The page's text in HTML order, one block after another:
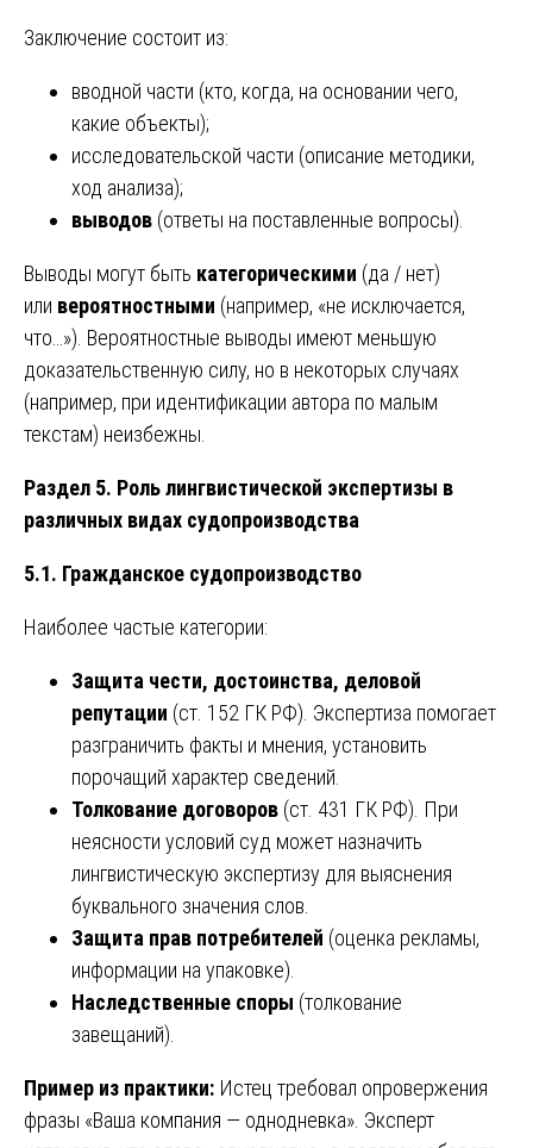
Заключение состоит из:
вводной части (кто, когда, на основании чего,
какие объекты);
исследовательской части (описание методики,
ход анализа);
выводов (ответы на поставленные вопросы).
Выводы могут быть категорическими (да / нет)
или вероятностными (например, «не исключается,
что…»). Вероятностные выводы имеют меньшую
доказательственную силу, но в некоторых случаях
(например, при идентификации автора по малым
текстам) неизбежны.
Раздел 5. Роль лингвистической экспертизы в
различных видах судопроизводства
5.1. Гражданское судопроизводство
Наиболее частые категории:
Защита чести, достоинства, деловой
репутации (ст. 152 ГК РФ). Экспертиза помогает
разграничить факты и мнения, установить
порочащий характер сведений.
Толкование договоров (ст. 431 ГК РФ). При
неясности условий суд может назначить
лингвистическую экспертизу для выяснения
буквального значения слов.
Защита прав потребителей (оценка рекламы,
информации на упаковке).
Наследственные споры (толкование
завещаний).
Пример из практики: Истец требовал опровержения
фразы «Ваша компания — однодневка». Эксперт